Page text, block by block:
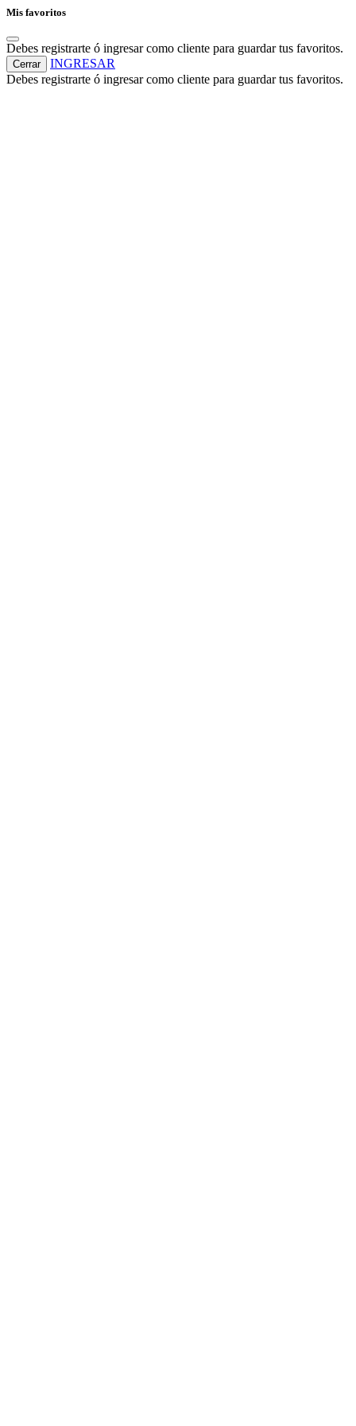
Mis favoritos
Debes registrarte ó ingresar como cliente para guardar tus favoritos.
Cerrar
INGRESAR
Debes registrarte ó ingresar como cliente para guardar tus favoritos.